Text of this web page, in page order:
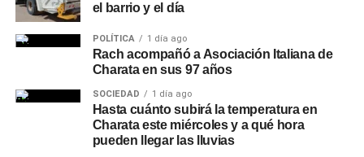
el barrio y el día
POLÍTICA 1 día ago
Rach acompañó a Asociación Italiana de
Charata en sus 97 años
SOCIEDAD 1 día ago
Hasta cuánto subirá la temperatura en
Charata este miércoles y a qué hora
pueden llegar las lluvias